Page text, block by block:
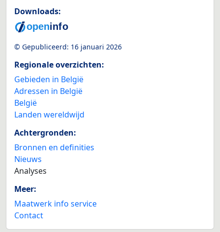
Downloads:
© Gepubliceerd: 16 januari 2026
Regionale overzichten:
Gebieden in België
Adressen in België
België
Landen wereldwijd
Achtergronden:
Bronnen en definities
Nieuws
Analyses
Meer:
Maatwerk info service
Contact